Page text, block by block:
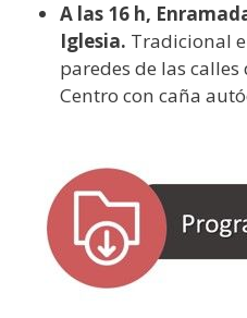
A las 16 h,
Iglesia. Tradicional
paredes de las calles
Centro con caña